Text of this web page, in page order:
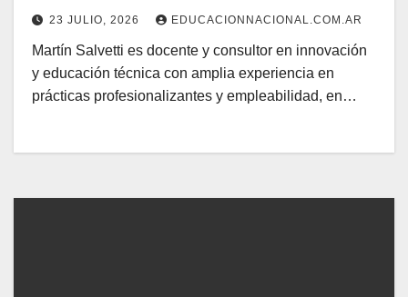
23 JULIO, 2026 EDUCACIONNACIONAL.COM.AR
Martín Salvetti es docente y consultor en innovación
y educación técnica con amplia experiencia en
prácticas profesionalizantes y empleabilidad, en…